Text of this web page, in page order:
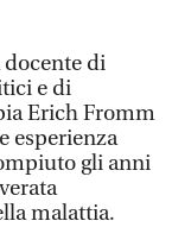
di
e di
Erich Fromm
esperienza
gli anni
malattia.